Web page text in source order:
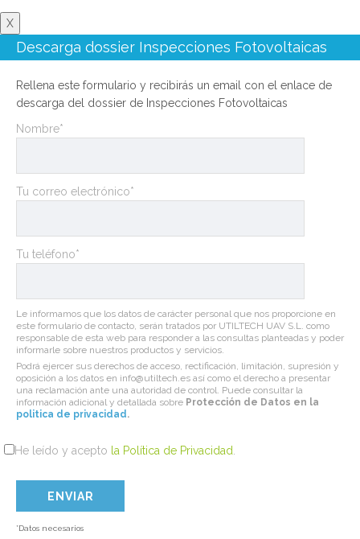
X
Descarga dossier Inspecciones Fotovoltaicas
Rellena este formulario y recibirás un email con el enlace de
descarga del dossier de Inspecciones Fotovoltaicas
Nombre*
Tu correo electrónico*
Tu teléfono*
Le informamos que los datos de carácter personal que nos proporcione en
este formulario de contacto, serán tratados por UTILTECH UAV S.L. como
responsable de esta web para responder a las consultas planteadas y poder
informarle sobre nuestros productos y servicios.
Podrá ejercer sus derechos de acceso, rectificación, limitación, supresión y
oposición a los datos en info@utiltech.es así como el derecho a presentar
una reclamación ante una autoridad de control. Puede consultar la
información adicional y detallada sobre Protección de Datos en la
politica de privacidad.
He leído y acepto la Política de Privacidad
*Datos necesarios